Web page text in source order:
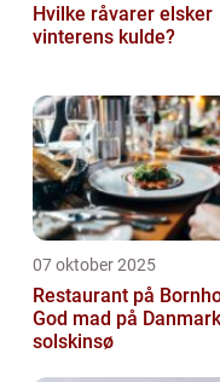
Hvilke råvarer elsker
vinterens kulde?
07 oktober 2025
Restaurant på
God mad på
solskinsø